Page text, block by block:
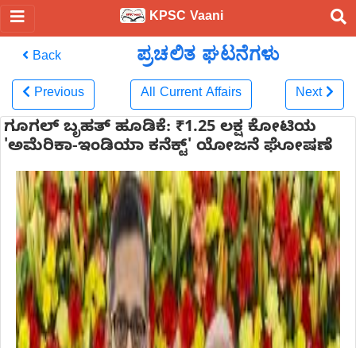
KPSC Vaani
Back ಪ್ರಚಲಿತ ಘಟನೆಗಳು
Previous All Current Affairs Next
ಗೂಗಲ್ ಬೃಹತ್ ಹೂಡಿಕೆ: ₹1.25 ಲಕ್ಷ ಕೋಟಿಯ
'ಅಮೆರಿಕಾ-ಇಂಡಿಯಾ ಕನೆಕ್ಟ್' ಯೋಜನೆ ಘೋಷಣೆ